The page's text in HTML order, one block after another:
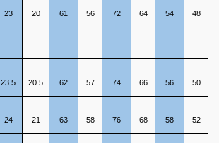
23 20 61 56 72 64 54 48
23.5 20.5 62 57 74 66 56 50
24 21 63 58 76 68 58 52